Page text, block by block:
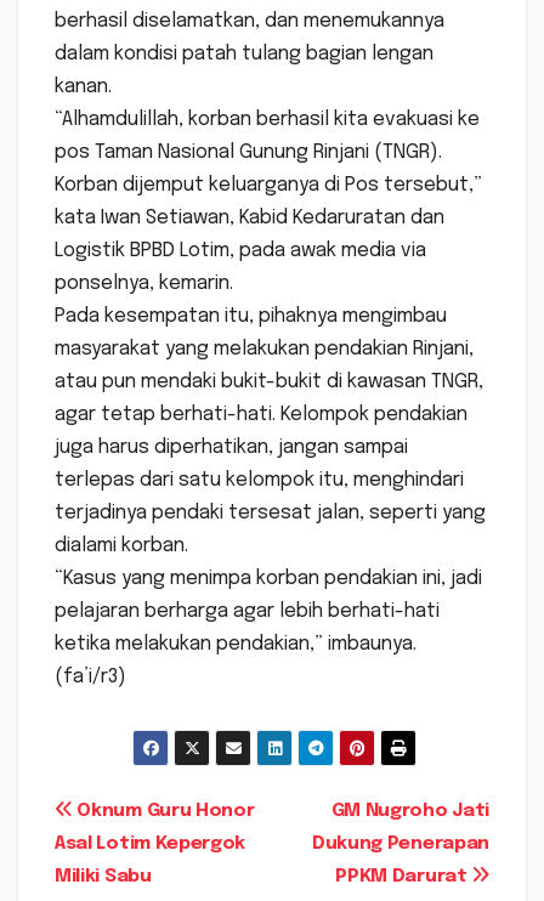
berhasil diselamatkan, dan menemukannya
dalam kondisi patah tulang bagian lengan
kanan.
“Alhamdulillah, korban berhasil kita evakuasi ke
pos Taman Nasional Gunung Rinjani (TNGR).
Korban dijemput keluarganya di Pos tersebut,”
kata Iwan Setiawan, Kabid Kedaruratan dan
Logistik BPBD Lotim, pada awak media via
ponselnya, kemarin.
Pada kesempatan itu, pihaknya mengimbau
masyarakat yang melakukan pendakian Rinjani,
atau pun mendaki bukit-bukit di kawasan TNGR,
agar tetap berhati-hati. Kelompok pendakian
juga harus diperhatikan, jangan sampai
terlepas dari satu kelompok itu, menghindari
terjadinya pendaki tersesat jalan, seperti yang
dialami korban.
“Kasus yang menimpa korban pendakian ini, jadi
pelajaran berharga agar lebih berhati-hati
ketika melakukan pendakian,” imbaunya.
(fa’i/r3)
Navigasi
pos
GM Nugroho Jati
Dukung Penerapan
PPKM Darurat
Oknum Guru Honor
Asal Lotim Kepergok
Miliki Sabu